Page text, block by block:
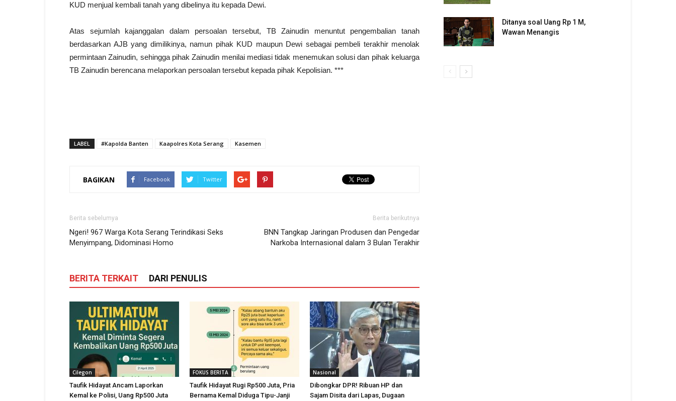
KUD menjual kembali tanah yang dibelinya itu kepada Dewi.
Atas sejumlah kajanggalan dalam persoalan tersebut, TB Zainudin menuntut pengembalian tanah
berdasarkan AJB yang dimilikinya, namun pihak KUD maupun Dewi sebagai pembeli terakhir menolak
permintaan Zainudin, sehingga pihak Zainudin menilai mediasi tidak menemukan solusi dan pihak keluarga
TB Zainudin berencana melaporkan persoalan tersebut kepada pihak Kepolisian. ***
LABEL #Kapolda Banten Kaapolres Kota Serang Kasemen
BAGIKAN Facebook Twitter
Berita sebelumya
Ngeri! 967 Warga Kota Serang Terindikasi Seks
Menyimpang, Didominasi Homo
Berita berikutnya
BNN Tangkap Jaringan Produsen dan Pengedar
Narkoba Internasional dalam 3 Bulan Terakhir
BERITA TERKAIT DARI PENULIS
Cilegon
Taufik Hidayat Ancam Laporkan
Kemal ke Polisi, Uang Rp500 Juta
FOKUS BERITA
Taufik Hidayat Rugi Rp500 Juta, Pria
Bernama Kemal Diduga Tipu-Janji
Nasional
Dibongkar DPR! Ribuan HP dan
Sajam Disita dari Lapas, Dugaan
Ditanya soal Uang Rp 1 M,
Wawan Menangis